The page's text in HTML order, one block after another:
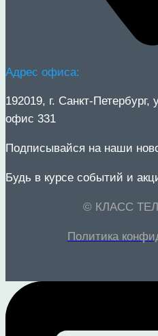
Адрес офиса:
192019, г. Санкт-Петербург,
офис 331
Подписывайся на наши
Будь в курсе событий и
© КЛАСС
Политика